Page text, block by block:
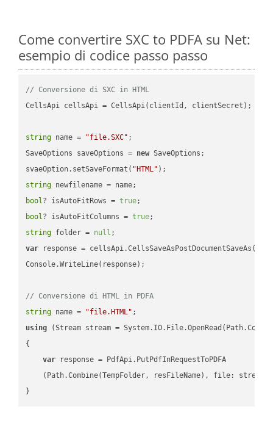
Come convertire SXC to PDFA su Net:
esempio di codice passo passo
// Conversione di SXC in HTML
CellsApi cellsApi = CellsApi(clientId, clientSecret);
string name = "file.SXC" ;
SaveOptions saveOptions = new SaveOptions;
svaeOption.setSaveFormat( "HTML"
string
bool? isAutoFitRows = true
bool? isAutoFitColumns = true
string folder = null
var response =
Console.WriteLine(response);
// Conversione di HTML in PDFA
string name = "file.HTML"
using (Stream stream =
{
var response = PdfApi.PutPdfInRequestToPDFA
    (Path.Combine(TempFolder, resFileName), file: stream);